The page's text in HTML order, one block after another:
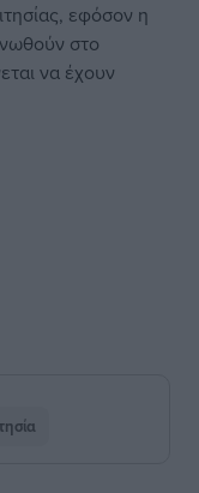
εφόσον η
στο
να έχουν